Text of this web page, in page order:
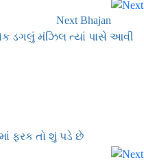
Next Bhajan
ડગલું મંઝિલ ત્યાં પાસે આવી
ફરક તો શું પડે છે